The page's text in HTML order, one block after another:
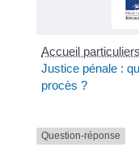
Accueil particuliers
Justice pénale :
procès ?
Question-réponse